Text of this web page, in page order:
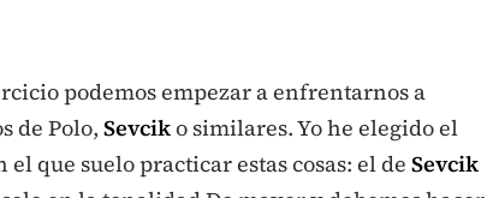
podemos empezar a enfrentarnos a
de Polo,Sevciko similares. Yo he elegido el
que suelo practicar estas cosas: el de Sevcik